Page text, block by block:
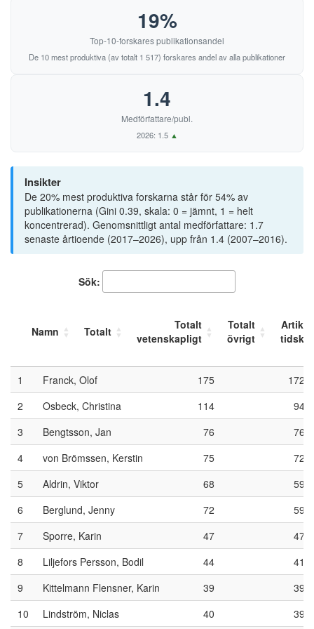
Method & Theory in the Study of Religion
Nordic Journal of Dance
Nordisk judaistik - Scandinavian Jewish Studies
82
Policy Futures in Education
83
Qualitative Report
87
Religious Education Journal of Australia
Science and Engineering Ethics
92
Speki. Nordic Philosophy and Education Review
Studies in religion
Synthese
THEO WEB Zeitschrift für Religionspädagogik
98
Tidskrift för politisk filosofi
Tidsskrift for praktisk teologi
Utbildning och Demokrati
Utbildning och Lärande / Education and Learning
Vierteljahrsschrift für wissenschaftliche Pädagogik
Acta Sociologica
106
AI & Society
Vägval i skolans historia: Tidskrift från Föreningen för
Помісна Церква. Український Церковний Вісник
19%
Top-10-forskares publikationsandel
De 10 mest produktiva (av totalt 1 517) forskares andel av alla publikationer
1.4
Medförfattare/publ.
2026: 1.5 ▲
Insikter
De 20% mest produktiva forskarna står för 54% av
publikationerna (Gini 0.39, skala: 0 = jämnt, 1 = helt
koncentrerad). Genomsnittligt antal medförfattare: 1.7
senaste årtioende (2017–2026), upp från 1.4 (2007–2016).
Sök:
Namn Totalt
Totalt
vetenskapligt
Totalt
övrigt
1 Franck, Olof 175
172
2
Osbeck, Christina 114
94
3
Bengtsson, Jan 76
76
4
von Brömssen, Kerstin 75
72
5
Aldrin, Viktor 68
59
6
Berglund, Jenny 72
59
7
Sporre, Karin 47
47
8
Liljefors Persson, Bodil 44
41
9
Kittelmann Flensner, Karin 39
39
10
Lindström, Niclas 40 39